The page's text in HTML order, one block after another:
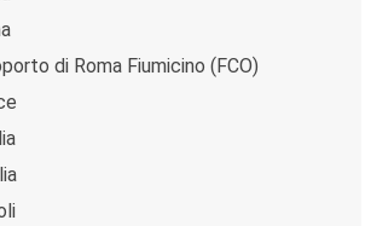
di Roma Fiumicino (FCO)